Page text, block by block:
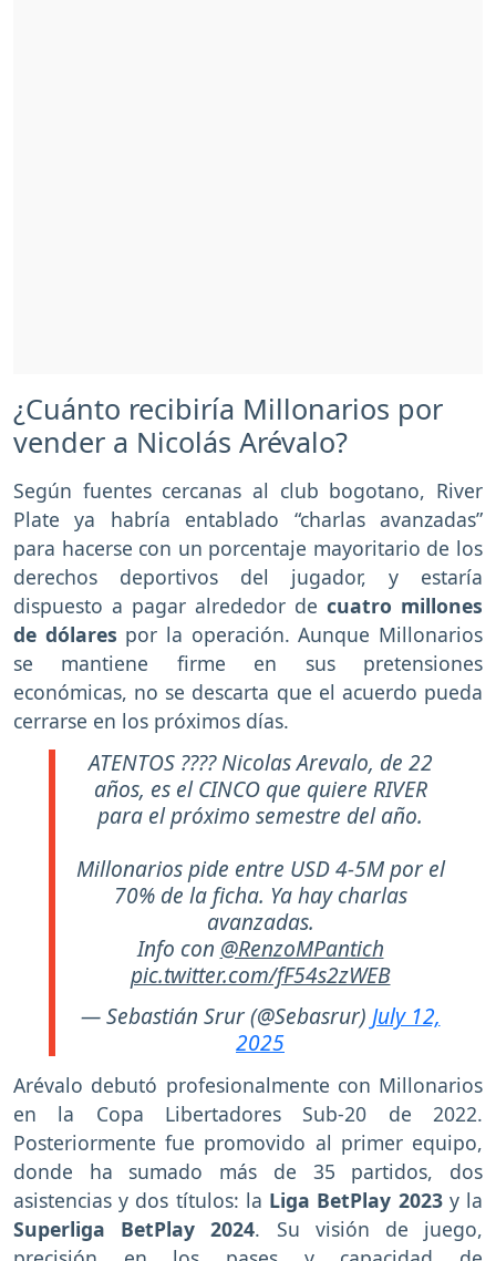
¿Cuánto recibiría Millonarios por
vender a Nicolás Arévalo?
Según fuentes cercanas al club bogotano, River
Plate ya habría entablado “charlas avanzadas”
para hacerse con un porcentaje mayoritario de los
derechos deportivos del jugador, y estaría
dispuesto a pagar alrededor de cuatro millones
de dólares por la operación. Aunque Millonarios
se mantiene firme en sus pretensiones
económicas, no se descarta que el acuerdo pueda
cerrarse en los próximos días.
ATENTOS ???? Nicolas Arevalo, de 22
años, es el CINCO que quiere RIVER
para el próximo semestre del año.
Millonarios pide entre USD 4-5M por el
70% de la ficha. Ya hay charlas
avanzadas.
Info con @RenzoMPantich
pic.twitter.com/fF54s2zWEB
— Sebastián Srur (@Sebasrur) July 12,
2025
Arévalo debutó profesionalmente con Millonarios
en la Copa Libertadores Sub-20 de 2022.
Posteriormente fue promovido al primer equipo,
donde ha sumado más de 35 partidos, dos
asistencias y dos títulos: la Liga BetPlay 2023y la
Superliga BetPlay 2024. Su visión de juego,